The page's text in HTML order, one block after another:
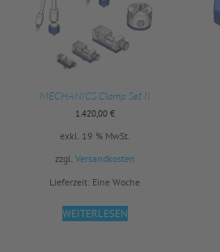
MECHANICS Clamp Set II
1.420,00 €
exkl. 19 % MwSt.
zzgl. Versandkosten
Lieferzeit: Eine Woche
WEITERLESEN